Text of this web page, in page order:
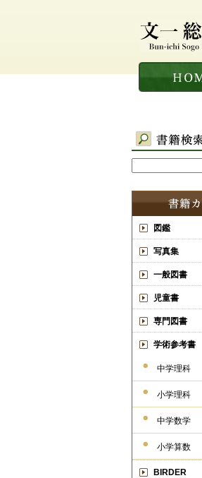
図鑑
写真集
一般図書
児童書
専門図書
学術参考書
中学理科
小学理科
中学数学
小学算数
BIRDER